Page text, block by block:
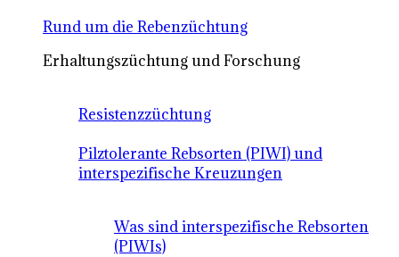
Rund um die Rebenzüchtung
Erhaltungszüchtung und Forschung
Resistenzzüchtung
Pilztolerante Rebsorten (PIWI) und
interspezifische Kreuzungen
Was sind interspezifische Rebsorten
(PIWIs)